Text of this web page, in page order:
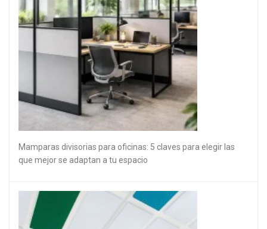
Mamparas divisorias para oficinas: 5 claves para elegir las
que mejor se adaptan a tu espacio